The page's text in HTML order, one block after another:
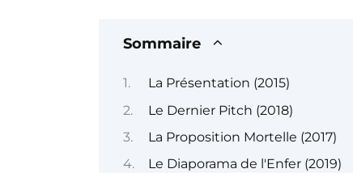
Sommaire
La Présentation (2015)
Le Dernier Pitch (2018)
La Proposition Mortelle (2017)
Le Diaporama de l'Enfer (2019)